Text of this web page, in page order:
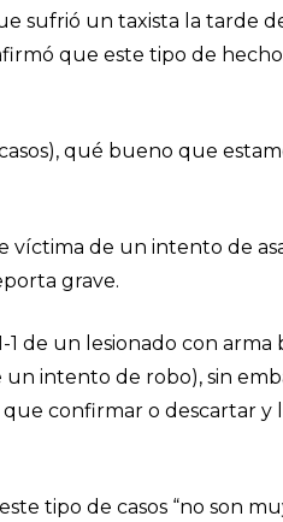
sufrió un taxista la tarde
que este tipo de
qué bueno que
de un intento de
grave.
de un lesionado con arma
intento de robo), sin
confirmar o descartar y
tipo de casos “no son